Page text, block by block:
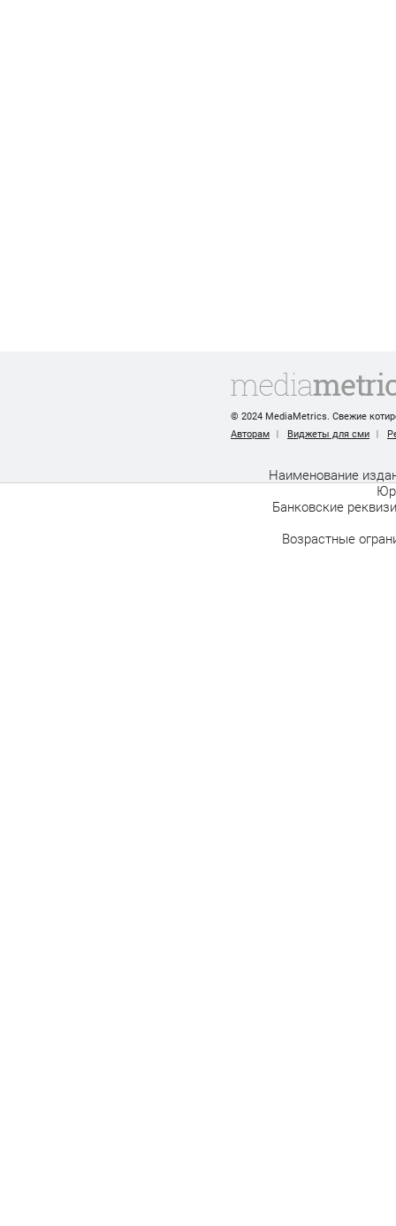
© 2024 MediaMetrics. Свежие
Авторам
Виджеты для сми
Наименование
Банковские
Возрастные